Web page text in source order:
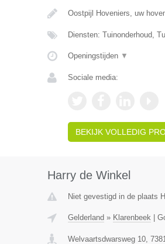
Oostpijl Hoveniers, uw
Diensten: Tuinonderhoud,
Openingstijden ▼
Sociale media:
BEKIJK VOLLEDIG
Harry de Winkel
Niet gevestigd in de plaats
Gelderland » Klarenbeek|
Welvaartsdwarsweg 10,